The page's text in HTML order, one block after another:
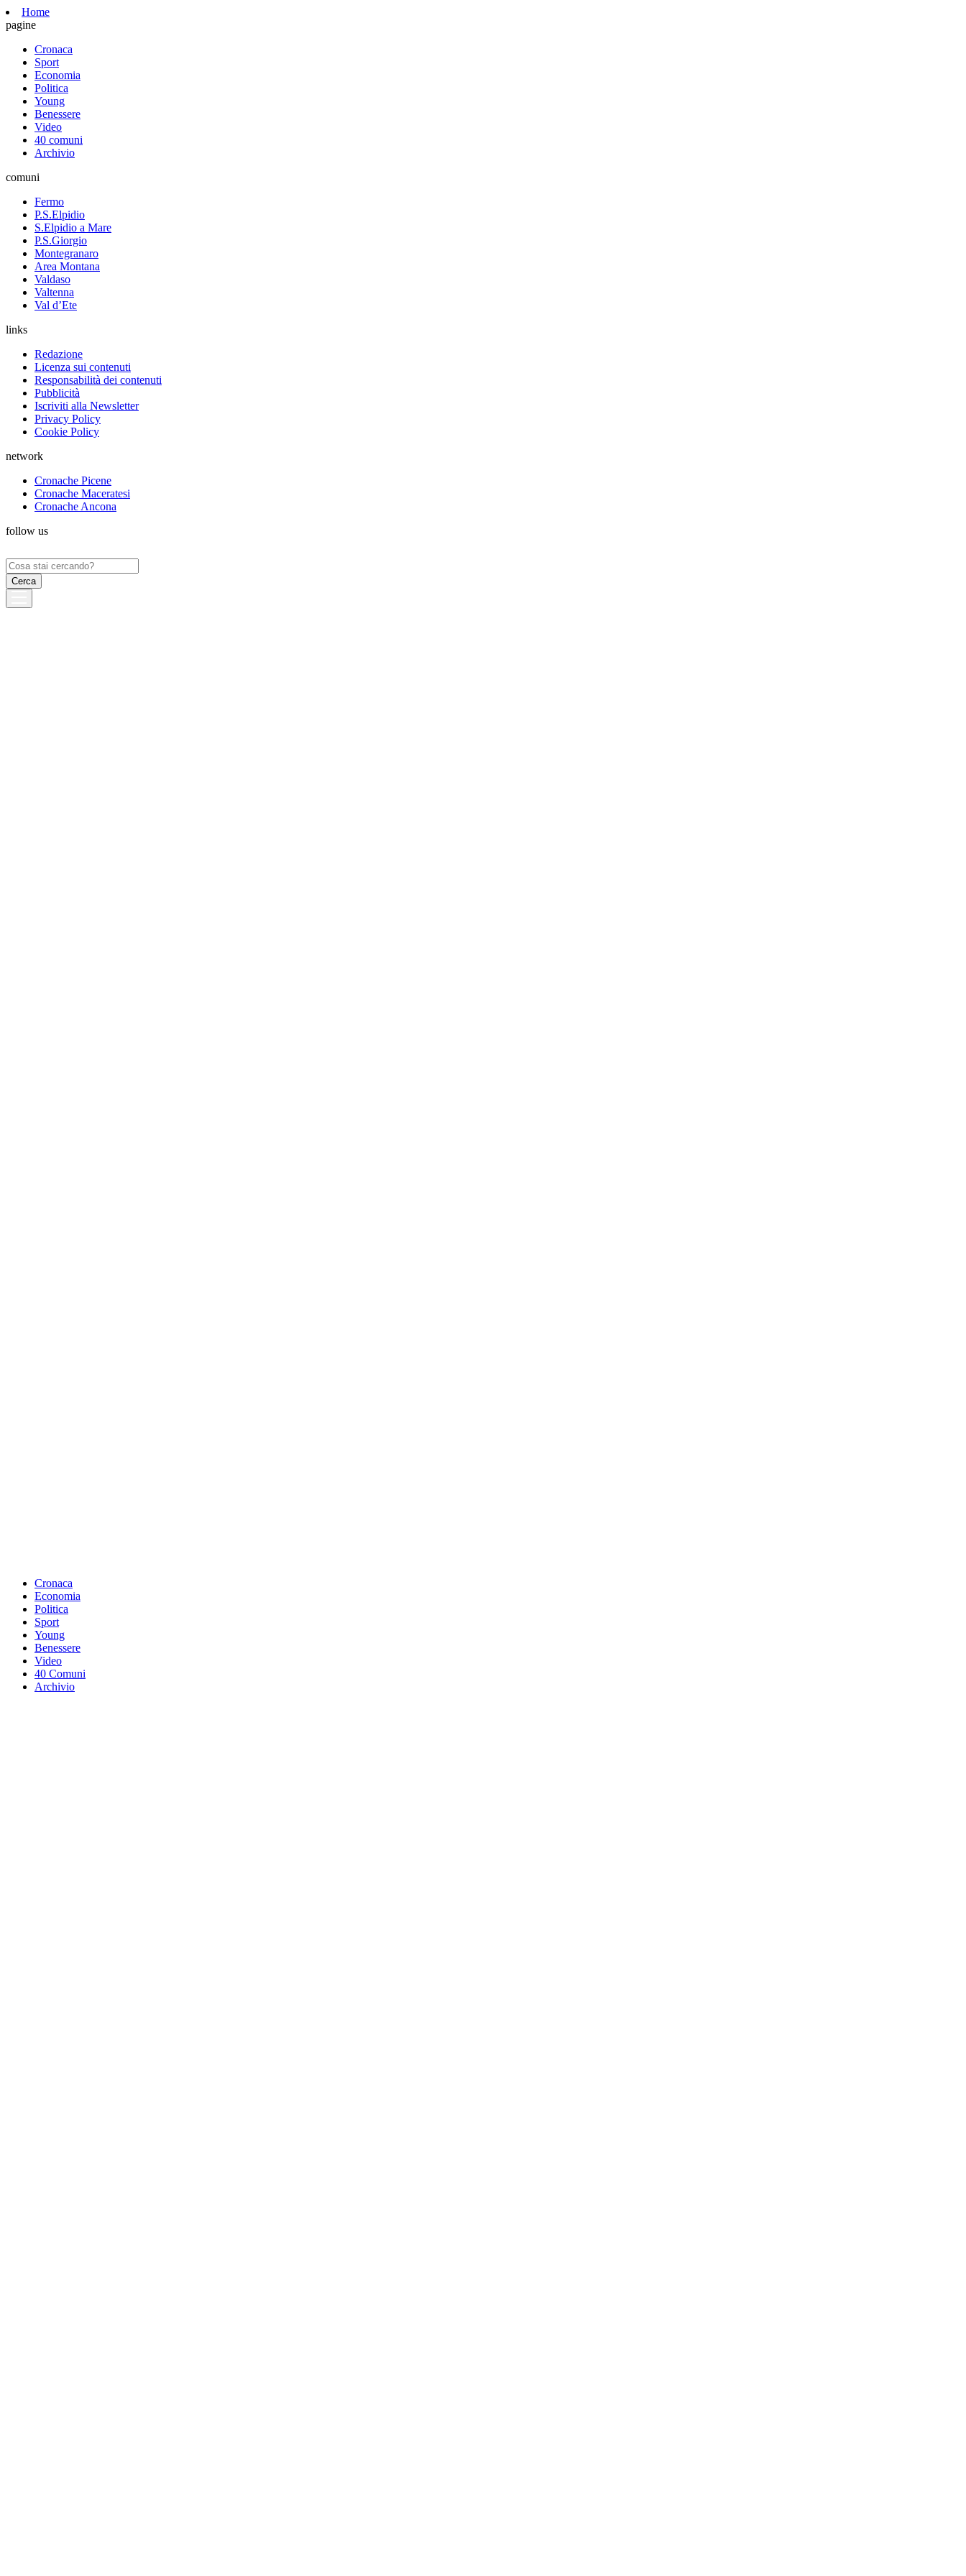
Home
pagine
Cronaca
Sport
Economia
Politica
Young
Benessere
Video
40 comuni
Archivio
comuni
Fermo
P.S.Elpidio
S.Elpidio a Mare
P.S.Giorgio
Montegranaro
Area Montana
Valdaso
Valtenna
Val d’Ete
links
Redazione
Licenza sui contenuti
Responsabilità dei contenuti
Pubblicità
Iscriviti alla Newsletter
Privacy Policy
Cookie Policy
network
Cronache Picene
Cronache Maceratesi
Cronache Ancona
follow us
Ricerca
per:
Cronaca
Economia
Politica
Sport
Young
Benessere
Video
40 Comuni
Archivio